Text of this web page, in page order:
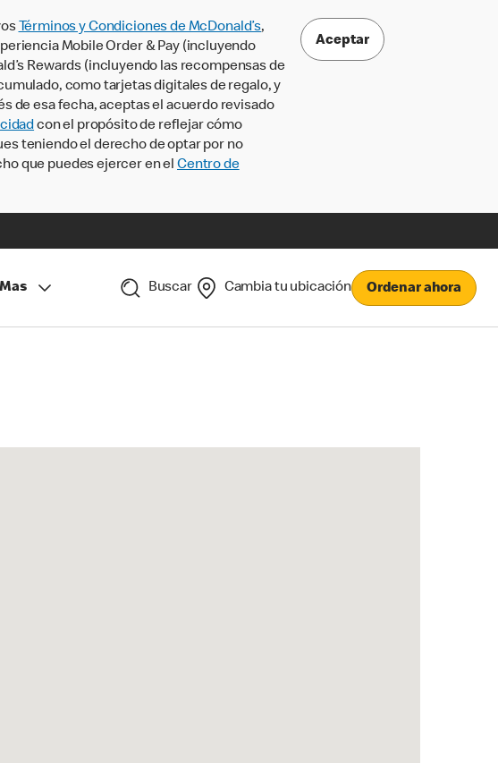
Términos y Condiciones de McDonald’s,
Mobile Order & Pay (incluyendo
Rewards (incluyendo las recompensas de
como tarjetas digitales de regalo, y
de esa fecha, aceptas el acuerdo revisado
con el propósito de reflejar cómo
teniendo el derecho de optar por no
que puedes ejercer en el Centro de
Aceptar
Mas Buscar Cambia tu ubicación Ordenar ahora